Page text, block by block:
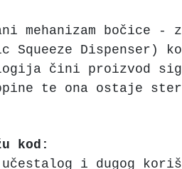
bočice -
Squeeze Dispenser)
čini proizvod
te ona ostaje
kod:
i dugog